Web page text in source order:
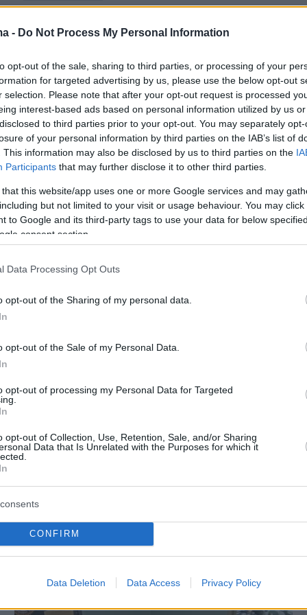
- Do Not Process My Personal Information
opt-out of the sale, sharing to third parties, or processing of your
for targeted advertising by us, please use the below opt-out
selection. Please note that after your opt-out request is processed
interest-based ads based on personal information utilized by us
to third parties prior to your opt-out. You may separately
of your personal information by third parties on the IAB’s list of
This information may also be disclosed by us to third parties on the
Participants that may further disclose it to other third parties.
that this website/app uses one or more Google services and may
but not limited to your visit or usage behaviour. You may
to Google and its third-party tags to use your data for below
consent section.
Data Processing Opt Outs
opt-out of the Sharing of my personal data.
opt-out of the Sale of my Personal Data.
opt-out of processing my Personal Data for Targeted
opt-out of Collection, Use, Retention, Sale, and/or Sharing
Data that Is Unrelated with the Purposes for which it
CONFIRM
Data Deletion Data Access Privacy Policy
ΕιδήσειςΔημοφιλή
τα νέα
Volvo
στην Ελλάδα;
η βασίλισσα
χρόνια από τον
Παπαμιχαήλ: Η
του
βόλτα στο χωριό
σαν κέντημα
«Νόμιζα ότι έφταιγε το πολύ
περπάτημα» – Η διάγνωση με ALS
που άλλαξε τη ζωή μιας 40χρονης
νοσηλεύτριας
πριν 20 λεπτά
Γιατί να δίνουμε στα παιδιά
σαρδέλες;
πριν 21 λεπτά
φωτογραφία στα 74 του στην οποία
Το ταξίδι σκόνης 2.500 χλμ. της
ΕΙΔΗΣΕΙΣ